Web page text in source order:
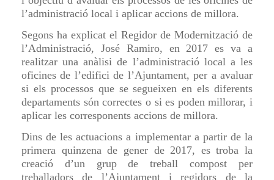
l’administració local i aplicar accions de millora.
Segons ha explicat el Regidor de Modernització de
l’Administració, José Ramiro, en 2017 es va a
realitzar una anàlisi de l’administració local a les
oficines de l’edifici de l’Ajuntament, per a avaluar
si els processos que se segueixen en els diferents
departaments són correctes o si es poden millorar, i
aplicar les corresponents accions de millora.
Dins de les actuacions a implementar a partir de la
primera quinzena de gener de 2017, es troba la
creació d’un grup de treball compost per
treballadors de l’Ajuntament i regidors de la